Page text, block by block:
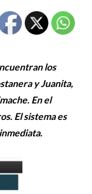
los
y Juanita,
En el
El sistema es